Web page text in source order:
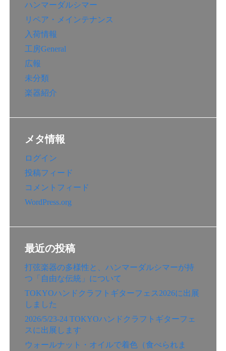
ハンマーダルシマー
リペア・メインテナンス
入荷情報
工房General
広報
未分類
楽器紹介
メタ情報
ログイン
投稿フィード
コメントフィード
WordPress.org
最近の投稿
打弦楽器の多様性と、ハンマーダルシマーが持
つ「自由な伝統」について
TOKYOハンドクラフトギターフェス2026に出展
しました
2026/5/23-24 TOKYOハンドクラフトギターフェ
スに出展します
ウォールナット・オイルで着色（食べられま